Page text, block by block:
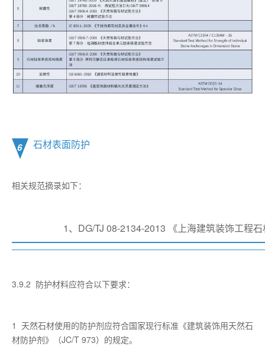
6 石材表面防护
相关规范摘录如下：
1、DG/TJ 08-2134-2013 《上海建筑装饰工程
3.9.2 防护材料应符合以下要求：
1 天然石材使用的防护剂应符合国家现行标准《建筑装饰用天然石
材防护剂》（JC/T 973）的规定。